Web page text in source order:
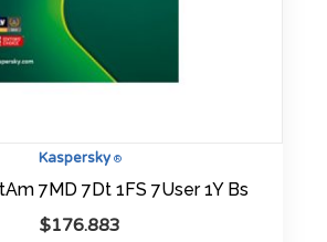
Kaspersky®
7MD 7Dt 1FS 7User 1Y Bs
$176.883